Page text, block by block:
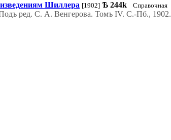
Шиллера [1902] Ѣ 244k Справочная
ред. С. А. Венгерова. Томъ IV. С.-Пб., 1902.